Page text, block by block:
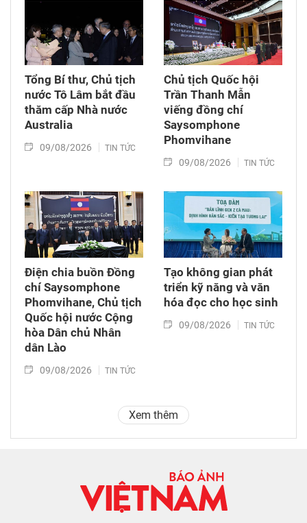
Tổng Bí thư, Chủ tịch
nước Tô Lâm bắt đầu
thăm cấp Nhà nước
Australia
09/08/2026 TIN TỨC
Chủ tịch Quốc hội
Trần Thanh Mẫn
viếng đồng chí
Saysomphone
Phomvihane
09/08/2026 TIN TỨC
Điện chia buồn Đồng
chí Saysomphone
Phomvihane, Chủ tịch
Quốc hội nước Cộng
hòa Dân chủ Nhân
dân Lào
09/08/2026 TIN TỨC
Tạo không gian phát
triển kỹ năng và văn
hóa đọc cho học sinh
09/08/2026 TIN TỨC
Xem thêm